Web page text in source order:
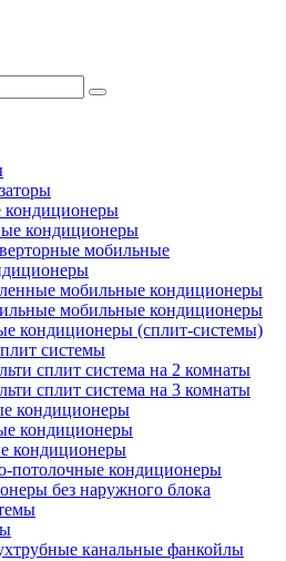
кондиционеры
мобильные
мобильные кондиционеры
мобильные кондиционеры
кондиционеры (сплит-системы)
системы
сплит система на 2 комнаты
сплит система на 3 комнаты
кондиционеры
кондиционеры
кондиционеры
потолочные кондиционеры
без наружного блока
канальные фанкойлы